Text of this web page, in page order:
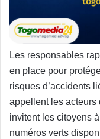
Les responsables
en place pour
risques d’accidents
appellent les acteurs
invitent les citoyens
numéros verts